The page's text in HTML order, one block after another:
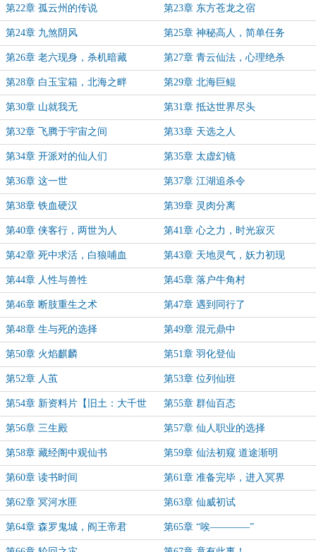
第22章 孤云州的传说 第23章 东方苍龙之宿
第24章 九煞阴风 第25章 神秘高人，简单任务
第26章 老六现身，杀机暗藏 第27章 青云仙法，心理绝杀
第28章 白玉宝箱，北海之畔 第29章 北海巨鲲
第30章 山就我无 第31章 抵达世界尽头
第32章 飞腾于宇宙之间 第33章 天选之人
第34章 开派对的仙人们 第35章 太虚幻镜
第36章 这一世 第37章 江湖追杀令
第38章 铁血硬汉 第39章 灵肉分离
第40章 侠客行，两世为人 第41章 心之力，时光寂灭
第42章 死中求活，白狼哺血 第43章 天地灵气，妖力初现
第44章 人性与兽性 第45章 落户牛角村
第46章 断肢重生之术 第47章 遇到同行了
第48章 生与死的选择 第49章 混元鼎中
第50章 火焰麒麟 第51章 羽化登仙
第52章 人茧 第53章 位列仙班
第54章 新资料片【旧土：大千世
界】
第55章 群仙百态
第56章 三生殿 第57章 仙人职业的选择
第58章 藏经阁中观仙书 第59章 仙法初窥 道途渐明
第60章 读书时间 第61章 准备完毕，进入冥界
第62章 冥河水匪 第63章 仙威初试
第64章 森罗鬼城，阎王帝君 第65章 “唉————”